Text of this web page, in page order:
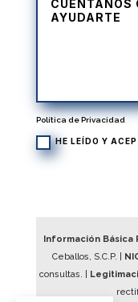
Política de Privacidad
HE LEÍDO Y
Información
Ceballos, S.C.P. |
consultas. |